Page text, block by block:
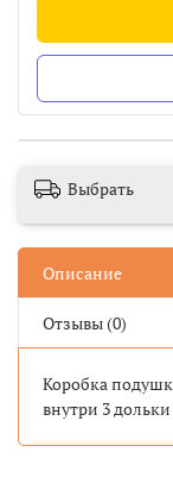
Выбрать
Описание
Отзывы (0)
Коробка
внутри 3